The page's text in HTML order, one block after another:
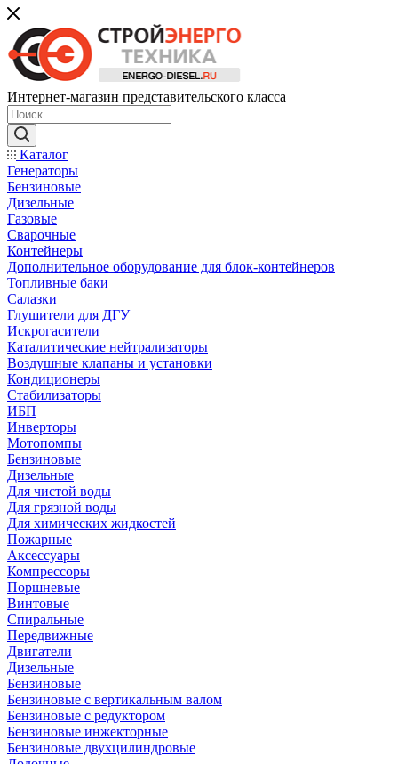
Интернет-магазин представительского класса
Каталог
Генераторы
Бензиновые
Дизельные
Газовые
Сварочные
Контейнеры
Дополнительное оборудование для блок-контейнеров
Топливные баки
Салазки
Глушители для ДГУ
Искрогасители
Каталитические нейтрализаторы
Воздушные клапаны и установки
Кондиционеры
Стабилизаторы
ИБП
Инверторы
Мотопомпы
Бензиновые
Дизельные
Для чистой воды
Для грязной воды
Для химических жидкостей
Пожарные
Аксессуары
Компрессоры
Поршневые
Винтовые
Спиральные
Передвижные
Двигатели
Дизельные
Бензиновые
Бензиновые с вертикальным валом
Бензиновые с редуктором
Бензиновые инжекторные
Бензиновые двухцилиндровые